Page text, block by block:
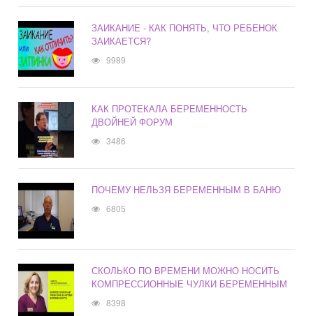
ЗАИКАНИЕ - КАК ПОНЯТЬ, ЧТО РЕБЕНОК
ЗАИКАЕТСЯ?
9989
КАК ПРОТЕКАЛА БЕРЕМЕННОСТЬ
ДВОЙНЕЙ ФОРУМ
3486
ПОЧЕМУ НЕЛЬЗЯ БЕРЕМЕННЫМ В БАНЮ
6805
СКОЛЬКО ПО ВРЕМЕНИ МОЖНО НОСИТЬ
КОМПРЕССИОННЫЕ ЧУЛКИ БЕРЕМЕННЫМ
8398